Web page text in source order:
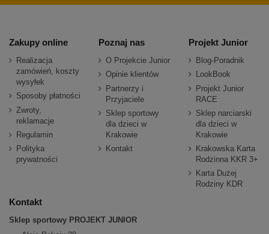
Zakupy online
Realizacja
zamówień, koszty
wysyłek
Sposoby płatności
Zwroty,
reklamacje
Regulamin
Polityka
prywatności
Poznaj nas
O Projekcie Junior
Opinie klientów
Partnerzy i
Przyjaciele
Sklep sportowy
dla dzieci w
Krakowie
Kontakt
Projekt Junior
Blog-Poradnik
LookBook
Projekt Junior
RACE
Sklep narciarski
dla dzieci w
Krakowie
Krakowska Karta
Rodzinna KKR 3+
Karta Dużej
Rodziny KDR
Kontakt
Sklep sportowy PROJEKT JUNIOR